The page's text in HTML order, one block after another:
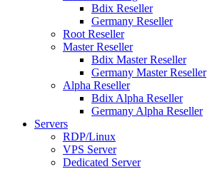
Bdix Reseller
Germany Reseller
Root Reseller
Master Reseller
Bdix Master Reseller
Germany Master Reseller
Alpha Reseller
Bdix Alpha Reseller
Germany Alpha Reseller
Servers
RDP/Linux
VPS Server
Dedicated Server